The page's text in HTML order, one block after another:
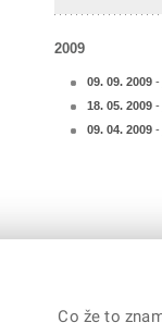
2009
09. 09. 2009-
18. 05. 2009-
09. 04. 2009-
© 2026 Ministerstvo
Co že to